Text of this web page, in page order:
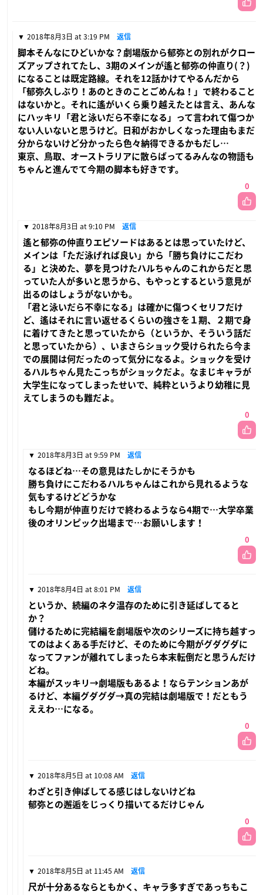
2018年8月3日 at 3:19 PM 返信
脚本そんなにひどいかな？劇場版から郁弥との別れがクロー
ズアップされてたし、3期のメインが遙と郁弥の仲直り(？)
になることは既定路線。それを12話かけてやるんだから
「郁弥久しぶり！あのときのことごめんね！」で終わること
はないかと。それに遙がいくら乗り越えたとは言え、あんな
にハッキリ「君と泳いだら不幸になる」って言われて傷つか
ない人いないと思うけど。日和がおかしくなった理由もまだ
分からないけど分かったら色々納得できるかもだし…
東京、鳥取、オーストラリアに散らばってるみんなの物語も
ちゃんと進んでて今期の脚本も好きです。
0
2018年8月3日 at 9:10 PM 返信
遙と郁弥の仲直りエピソードはあるとは思っていたけど、
メインは「ただ泳げれば良い」から「勝ち負けにこだわ
る」と決めた、夢を見つけたハルちゃんのこれからだと思
っていた人が多いと思うから、もやっとするという意見が
出るのはしょうがないかも。
「君と泳いだら不幸になる」は確かに傷つくセリフだけ
ど、遙はそれに言い返せるくらいの強さを１期、２期で身
に着けてきたと思っていたから（というか、そういう話だ
と思っていたから）、いまさらショック受けられたら今ま
での展開は何だったのって気分になるよ。ショックを受け
るハルちゃん見たこっちがショックだよ。なまじキャラが
大学生になってしまったせいで、純粋というより幼稚に見
えてしまうのも難だよ。
0
2018年8月3日 at 9:59 PM 返信
なるほどね…その意見はたしかにそうかも
勝ち負けにこだわるハルちゃんはこれから見れるような
気もするけどどうかな
もし今期が仲直りだけで終わるようなら4期で…大学卒業
後のオリンピック出場まで…お願いします！
0
2018年8月4日 at 8:01 PM 返信
というか、続編のネタ温存のために引き延ばしてると
か？
儲けるために完結編を劇場版や次のシリーズに持ち越すっ
てのはよくある手だけど、そのために今期がグダグダに
なってファンが離れてしまったら本末転倒だと思うんだけ
どね。
本編がスッキリ→劇場版もあるよ！ならテンションあが
るけど、本編グダグダ→真の完結は劇場版で！だともう
ええわ…になる。
0
2018年8月5日 at 10:08 AM 返信
わざと引き伸ばしてる感じはしないけどね
郁弥との邂逅をじっくり描いてるだけじゃん
0
2018年8月5日 at 11:45 AM 返信
尺が十分あるならともかく、キャラ多すぎであっちもこ